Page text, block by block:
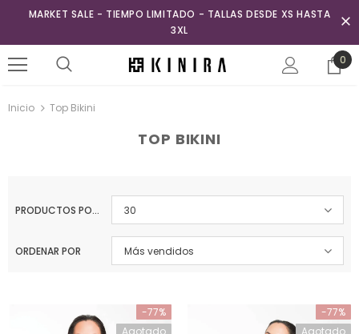
MARKET SALE - TIEMPO LIMITADO - TALLAS DESDE XS HASTA
3XL
0
Inicio Top Bikini
TOP BIKINI
PRODUCTOS POR PÁGINA 30
ORDENAR POR Más vendidos
-77%
Agotado
-77%
Agotado